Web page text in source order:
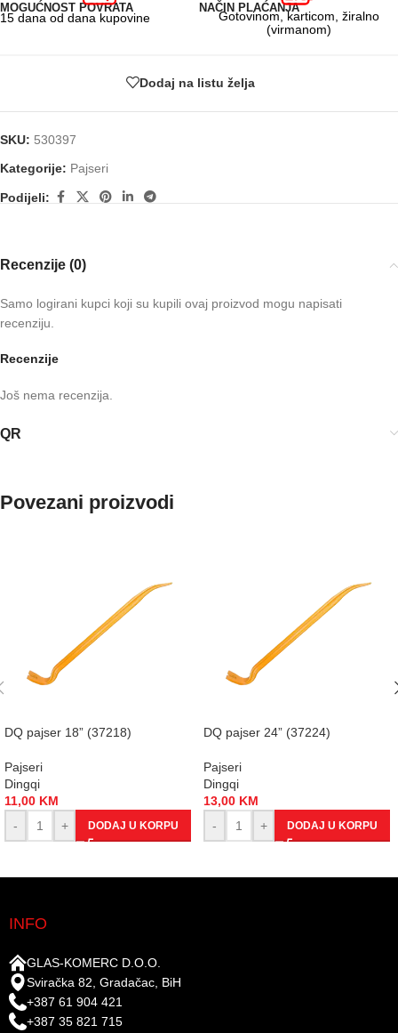
MOGUĆNOST POVRATA
15 dana od dana kupovine
NAČIN PLAĆANJA
Gotovinom, karticom, žiralno
(virmanom)
Dodaj na listu želja
SKU: 530397
Kategorije: Pajseri
Podijeli:
Recenzije (0)
Recenzije
Još nema recenzija.
Samo logirani kupci koji su kupili ovaj proizvod mogu napisati
recenziju.
QR
Povezani proizvodi
DQ pajser 18” (37218)
Pajseri
Dingqi
11,00 KM
-
+ DODAJ U KORPU
DQ pajser 24” (37224)
Pajseri
Dingqi
13,00 KM
-
+ DODAJ U KORPU
INFO
GLAS-KOMERC D.O.O.
Sviračka 82, Gradačac, BiH
+387 61 904 421
+387 35 821 715